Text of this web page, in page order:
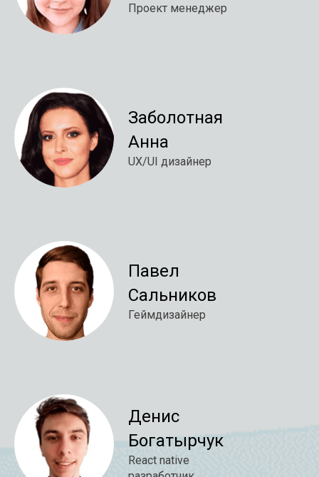
Проект менеджер
Заболотная
Анна
UX/UI дизайнер
Павел
Сальников
Геймдизайнер
Денис
Богатырчук
React native